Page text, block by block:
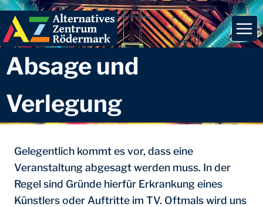
Zum
Inhalt
springen
Absage und
Verlegung
Gelegentlich kommt es vor, dass eine
Veranstaltung abgesagt werden muss. In der
Regel sind Gründe hierfür Erkrankung eines
Künstlers oder Auftritte im TV. Oftmals wird uns